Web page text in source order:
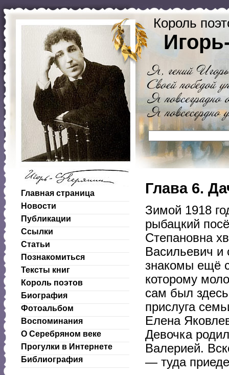
Король
Главная страница
Новости
Публикации
Ссылки
Статьи
Познакомиться
Тексты книг
Король поэтов
Биография
Фотоальбом
Воспоминания
О Серебряном веке
Прогулки в Интернете
Библиография
Глава 6.
Зимой 1918
рыбацкий
Степановна
Васильевич
знакомы ещё
которому
сам был
прислуга
Елена
Девочка
Валерией.
— туда